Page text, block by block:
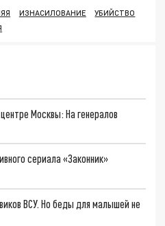
ИЗНАСИЛОВАНИЕ
УБИЙСТВО
Москвы: На генералов
сериала «Законник»
ВСУ. Но беды для малышей не